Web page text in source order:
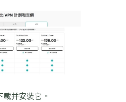
并安裝它。